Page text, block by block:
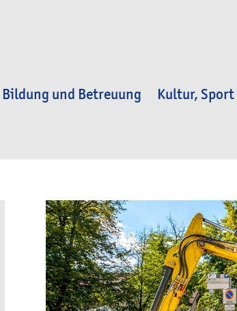
Bildung und Betreuung Kultur,